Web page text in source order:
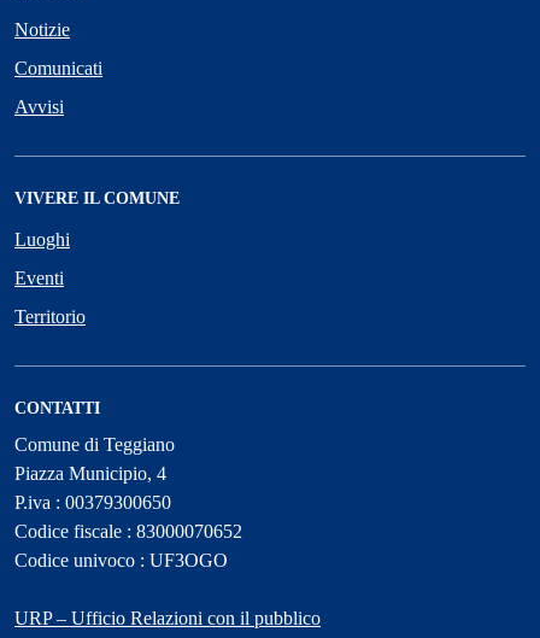
Notizie
Comunicati
Avvisi
VIVERE IL COMUNE
Luoghi
Eventi
Territorio
CONTATTI
Comune di Teggiano
Piazza Municipio, 4
P.iva : 00379300650
Codice fiscale : 83000070652
Codice univoco : UF3OGO
URP – Ufficio Relazioni con il pubblico